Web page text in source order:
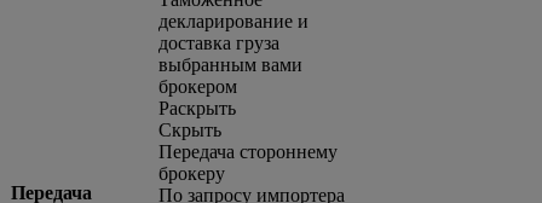
Передача
декларирование и
доставка груза
выбранным вами
брокером
Раскрыть
Скрыть
Передача стороннему
брокеру
По запросу импортера